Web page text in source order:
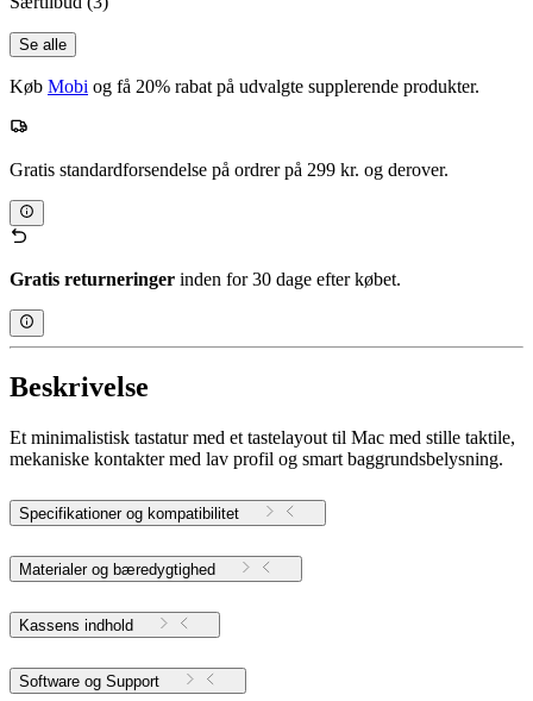
Se alle
Køb Mobi og få 20% rabat på udvalgte supplerende produkter.
Gratis standardforsendelse på ordrer på 299 kr. og derover.
Gratis returneringer inden for 30 dage efter købet.
Beskrivelse
Et minimalistisk tastatur med et tastelayout til Mac med stille taktile,
mekaniske kontakter med lav profil og smart baggrundsbelysning.
Specifikationer og kompatibilitet
Materialer og bæredygtighed
Kassens indhold
Software og Support